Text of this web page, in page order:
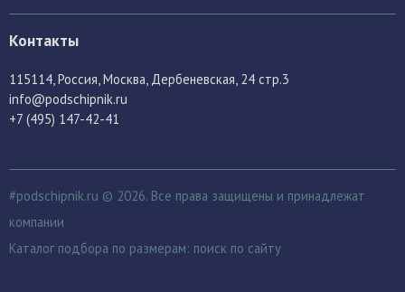
Контакты
115114 , Россия, Москва, Дербеневская, 24 стр.3
info@podschipnik.ru
+7 (495) 147-42-41
#podschipnik.ru © 2026. Все права защищены и принадлежат
компании
Каталог подбора по размерам: поиск по сайту